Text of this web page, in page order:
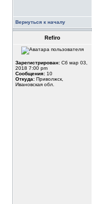
Вернуться к началу
Refiro
Зарегистрирован: Сб мар 03,
2018 7:00 pm
Сообщения: 10
Откуда: Приволжск,
Ивановская обл.